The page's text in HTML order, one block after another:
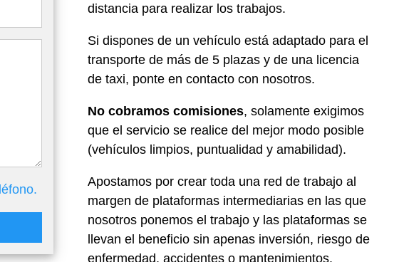
distancia para realizar los trabajos.
Si dispones de un vehículo está adaptado para el
transporte de más de 5 plazas y de una licencia
de taxi, ponte en contacto con nosotros.
No cobramos comisiones, solamente exigimos
que el servicio se realice del mejor modo posible
(vehículos limpios, puntualidad y amabilidad).
Apostamos por crear toda una red de trabajo al
margen de plataformas intermediarias en las que
nosotros ponemos el trabajo y las plataformas se
llevan el beneficio sin apenas inversión, riesgo de
enfermedad, accidentes o mantenimientos.